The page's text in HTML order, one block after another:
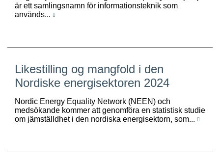
är ett samlingsnamn för informationsteknik som
används...
Likestilling og mangfold i den
Nordiske energisektoren 2024
Nordic Energy Equality Network (NEEN) och
medsökande kommer att genomföra en statistisk studie
om jämställdhet i den nordiska energisektorn, som...